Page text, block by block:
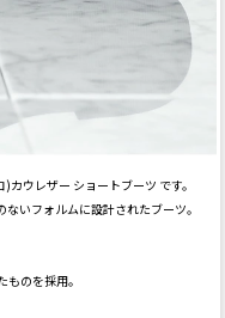
ウレザー ショートブーツ です。
いフォルムに設計されたブーツ。
のを採用。